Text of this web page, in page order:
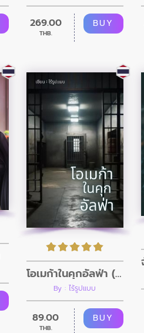
269.00
THB.
BUY
โอเมก้าในคุกอัลฟ่า (เคะแมน)
By : ไร้รูปแบบ
89.00
THB.
BUY